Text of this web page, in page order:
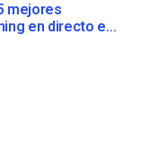
mejores
en directo en